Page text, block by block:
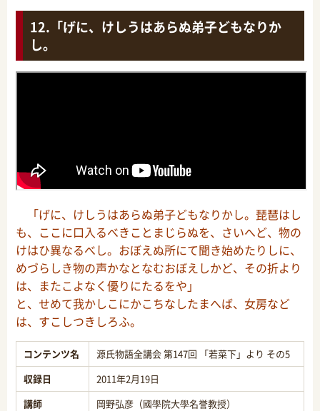
「げに、けしうはあらぬ弟子どもなりか
し。
「げに、けしうはあらぬ弟子どもなりかし。琵琶はし
も、ここに口入るべきことまじらぬを、さいへど、物の
けはひ異なるべし。おぼえぬ所にて聞き始めたりしに、
めづらしき物の声かなとなむおぼえしかど、その折より
は、またこよなく優りにたるをや」
と、せめて我かしこにかこちなしたまへば、女房など
は、すこしつきしろふ。
コンテンツ名
源氏物語全講会 第147回 「若菜下」より その5
収録日
2011年2月19日
講師
岡野弘彦（國學院大學名誉教授）